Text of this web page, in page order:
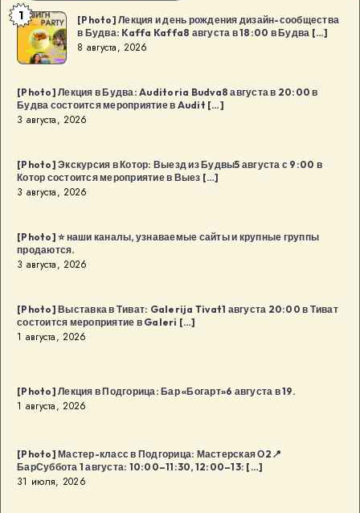
[Photo]
Лекция
и
рождения
дизайн-
в
Будва:
Kaffa
августа
в
Будва
[…]
1
[Photo] Лекция и день рождения дизайн-сообщества
в Будва: Kaffa Kaffa8 августа в 18:00 в Будва […]
8 августа, 2026
[Photo] Лекция в Будва: Auditoria Budva8 августа в 20:00 в
Будва состоится мероприятие в Audit […]
3 августа, 2026
[Photo] Экскурсия в Котор: Выезд из Будвы5 августа с 9:00 в
Котор состоится мероприятие в Выез […]
3 августа, 2026
[Photo] ⭐️ наши каналы, узнаваемые сайты и крупные группы
продаются.
3 августа, 2026
[Photo] Выставка в Тиват: Galerija Tivat1 августа 20:00 в Тиват
состоится мероприятие в Galeri […]
1 августа, 2026
[Photo] Лекция в Подгорица: Бар «Богарт»6 августа в 19.
1 августа, 2026
[Photo] Мастер-класс в Подгорица: Мастерская О2📍
БарСуббота 1 августа: 10:00–11:30, 12:00–13: […]
31 июля, 2026